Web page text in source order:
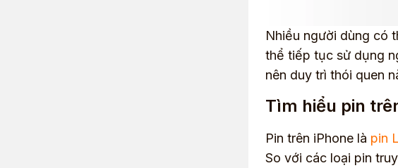
Nhiều người dùng có
thể tiếp tục sử dụng
nên duy trì thói quen
Tìm hiểu pin
Pin trên iPhone là pin
So với các loại pin